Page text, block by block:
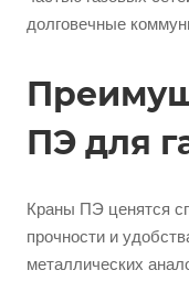
долговечные
ПЭ для
Краны ПЭ ценятся
прочности и
металлических